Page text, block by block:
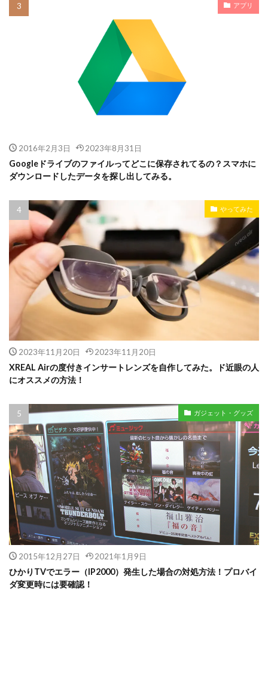
アプリ
2016年2月3日 2023年8月31日
Googleドライブのファイルってどこに保存されてるの？スマホに
ダウンロードしたデータを探し出してみる。
やってみた
2023年11月20日 2023年11月20日
XREAL Airの度付きインサートレンズを自作してみた。ド近眼の人
にオススメの方法！
ガジェット・グッズ
2015年12月27日 2021年1月9日
ひかりTVでエラー（IP2000）発生した場合の対処方法！プロバイ
ダ変更時には要確認！